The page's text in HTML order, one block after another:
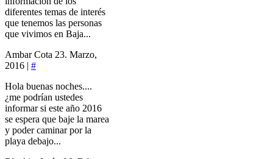
diferentes temas de interés
que tenemos las personas
que vivimos en Baja...
Ambar Cota 23. Marzo,
2016 | #
Hola buenas noches....
¿me podrían ustedes
informar si este año 2016
se espera que baje la marea
y poder caminar por la
playa debajo...